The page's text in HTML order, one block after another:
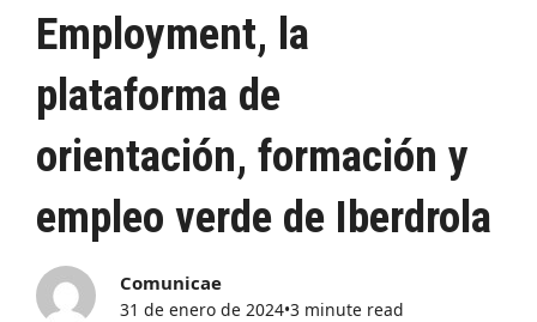
Employment, la
plataforma de
orientación, formación y
empleo verde de Iberdrola
Comunicae
31 de enero de 2024•3 minute read